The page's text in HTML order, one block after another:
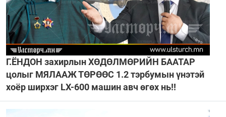
Г.ЁНДОН захирлын ХӨДӨЛМӨРИЙН БААТАР
цолыг МЯЛААЖ ТӨРӨӨС 1.2 тэрбумын үнэтэй
хоёр ширхэг LX-600 машин авч өгөх нь!!